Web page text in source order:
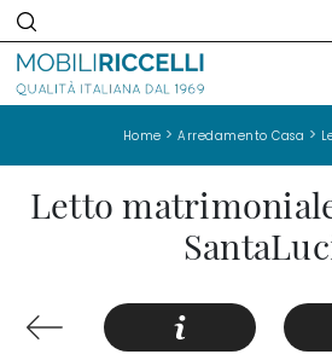
Home >Arredamento Casa >
Letto